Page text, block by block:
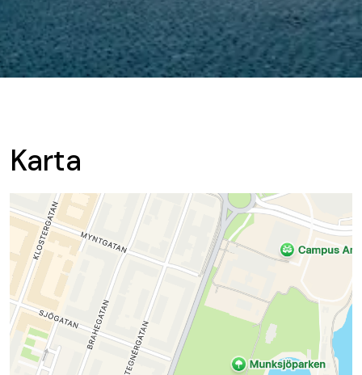
Karta